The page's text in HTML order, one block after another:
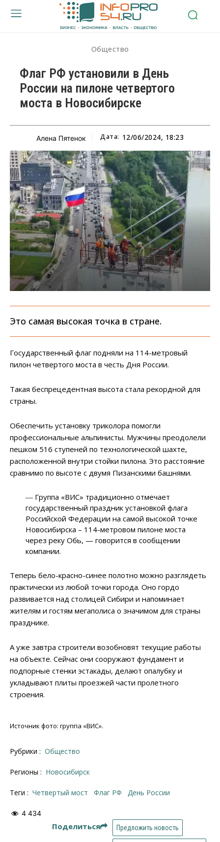
Общество
Флаг РФ установили в День
России на пилоне четвертого
моста в Новосибирске
Алена Пятенок Дата: 12/06/2024, 18:23
Это самая высокая точка в стране.
Государственный флаг подняли на 114-метровый
пилон четвертого моста в честь Дня России.
Такая беспрецедентная высота стала рекордной для
страны.
Обеспечить установку триколора помогли
профессиональные альпинисты. Мужчины преодолели
пешком 516 ступеней по технологической шахте,
расположенной внутри стойки пилона. Это расстояние
сравнимо по высоте с двумя Пизанскими башнями.
― Группа «ВИС» традиционно отмечает
государственный праздник установкой флага
Российской Федерации на самой высокой точке
Новосибирска – 114-метровом пилоне моста
через реку Обь, — говорится в сообщении
компании.
Теперь бело-красно-синее полотно можно разглядеть
практически из любой точки города. Оно гордо
развивается над столицей Сибири и напоминает
жителям и гостям мегаполиса о значимом для страны
празднике.
А уже завтра строители возобновят текущие работы
на объекте. Сейчас они сооружают фундамент и
подпорные стенки эстакады, делают опалубку и
укладывают плиты проезжей части пролетного
строения.
Источник фото: группа «ВИС».
Рубрики : Общество
Регионы : Новосибирск
Теги : Четвертый мост флаг РФ День России
4 434
Поделиться Предложить новость